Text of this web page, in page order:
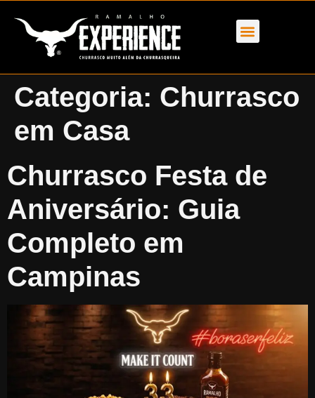
Categoria: Churrasco
em Casa
Churrasco Festa de
Aniversário: Guia
Completo em
Campinas